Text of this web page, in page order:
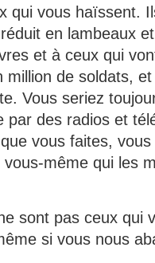
qui vous haïssent.
en lambeaux
et à ceux qui
million de soldats,
Vous seriez
par des radios et
vous faites,
même qui les
sont pas ceux qui
si vous nous